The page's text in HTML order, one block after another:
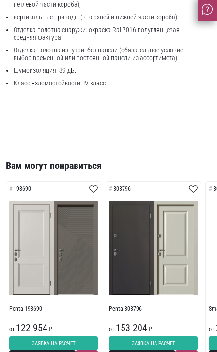
петлевой части короба),
вертикальные приводы (в верхней и нижней части короба).
Отделка полотна снаружи: окраска Ral 7016 полуглянцевая
средняя фактура.
Отделка полотна изнутри: без панели (обязательное условие —
выбор временной или постоянной панели из ассортимета).
Шумоизоляция: 39 дБ.
Класс взломостойкости: IV класс
Вам могут понравиться
198690
Penta 198690
от 122 954 ₽
ЗАЯВКА НА РАСЧЕТ
303796
Penta 303796
от 153 204 ₽
ЗАЯВКА НА РАСЧЕТ
от